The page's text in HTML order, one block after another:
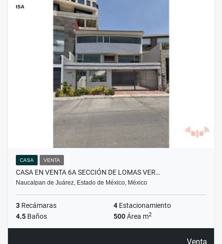
ISA
CASA VENTA
CASA EN VENTA 6A SECCIÓN DE LOMAS VER…
Naucalpan de Juárez, Estado de México, México
3 Recámaras 4 Estacionamiento
4.5 Baños 500Área m2
Venta